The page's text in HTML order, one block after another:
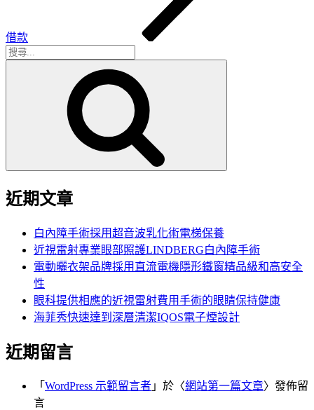
借款
搜
近期文章
白內障手術採用超音波乳化術電梯保養
近視雷射專業眼部照護LINDBERG白內障手術
電動曬衣架品牌採用直流電機隱形鐵窗精品級和高安全
性
眼科提供相應的近視雷射費用手術的眼睛保持健康
海菲秀快速達到深層清潔IQOS電子煙設計
近期留言
「 WordPress 示範留言者 」於〈網站第一篇文章〉發佈留
言